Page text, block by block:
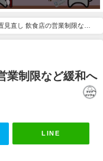
見直し 飲食店の営業制限など
業制限など緩和へ
LINE